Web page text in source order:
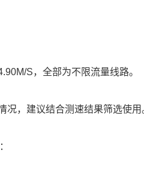
S，全部为不限流量线路。
，建议结合测速结果筛选使用